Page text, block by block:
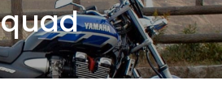
quad